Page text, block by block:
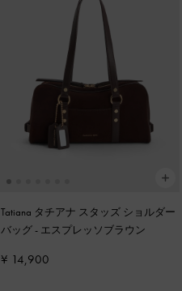
Tatiana タチアナ スタッズ ショルダー
バッグ- エスプレッソブラウン
¥ 14,900